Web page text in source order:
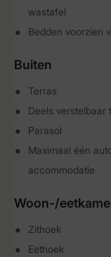
wastafel
Bedden voorzien
Buiten
Terras
Deels verstelbaar
Parasol
Maximaal één
accommodatie
Woon-/
Zithoek
Eethoek